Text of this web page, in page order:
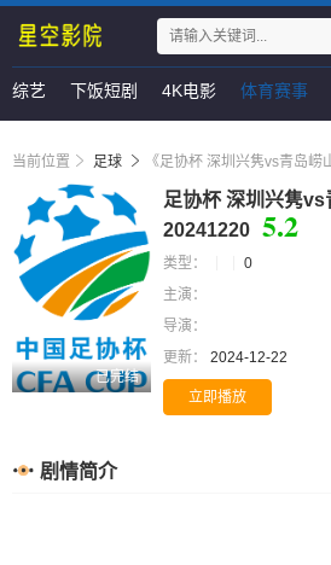
综艺 下饭短剧 4K电影 体育赛事
当前位置 足球 《足协杯 深圳兴隽vs青岛崂
已完结
足协杯 深圳兴隽vs
20241220 5.2
类型：
0
主演：
导演：
更新：
2024-12-22
立即播放
剧情简介